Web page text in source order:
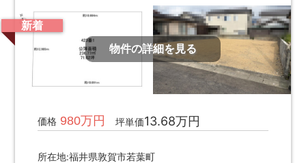
新着
物件の詳細を見る
価格980万円 坪単価13.68万円
所在地:福井県敦賀市若葉町